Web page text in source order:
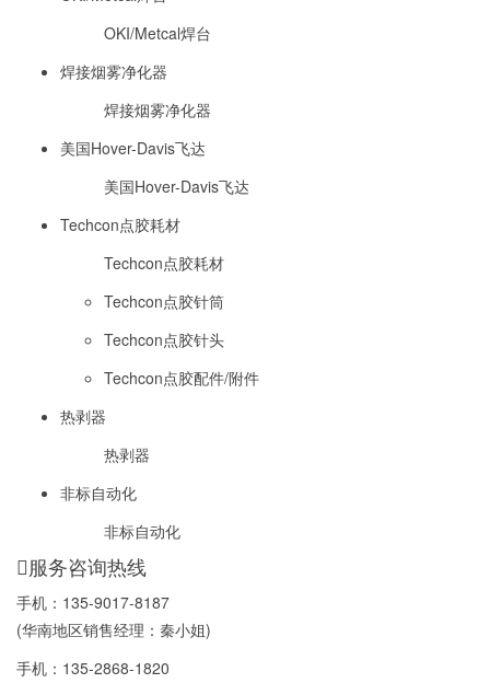
OKI/Metcal焊台
焊接烟雾净化器
焊接烟雾净化器
美国Hover-Davis飞达
美国Hover-Davis飞达
Techcon点胶耗材
Techcon点胶耗材
Techcon点胶针筒
Techcon点胶针头
Techcon点胶配件/附件
热剥器
热剥器
非标自动化
非标自动化
服务咨询热线
手机： 135-9017-8187
(华南地区销售经理：秦小姐)
手机： 135-2868-1820